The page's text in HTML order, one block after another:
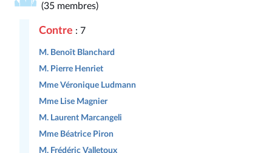
(35 membres)
Contre : 7
M. Benoît Blanchard
M. Pierre Henriet
Mme Véronique Ludmann
Mme Lise Magnier
M. Laurent Marcangeli
Mme Béatrice Piron
M. Frédéric Valletoux